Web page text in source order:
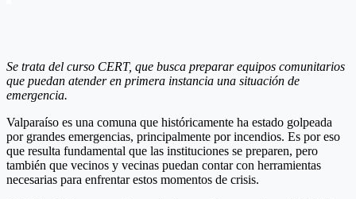
Se trata del curso CERT, que busca preparar equipos comunitarios
que puedan atender en primera instancia una situación de
emergencia.
Valparaíso es una comuna que históricamente ha estado golpeada
por grandes emergencias, principalmente por incendios. Es por eso
que resulta fundamental que las instituciones se preparen, pero
también que vecinos y vecinas puedan contar con herramientas
necesarias para enfrentar estos momentos de crisis.